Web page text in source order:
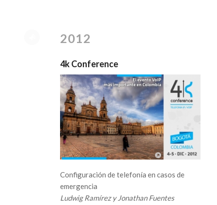
2012
4k Conference
Configuración de telefonía en casos de
emergencia
Ludwig Ramírez y Jonathan Fuentes